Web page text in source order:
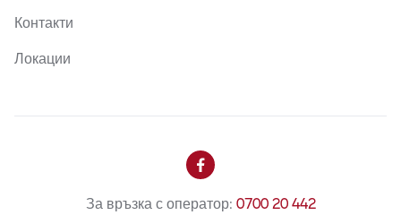
Контакти
Локации
За връзка с оператор: 0700 20 442
